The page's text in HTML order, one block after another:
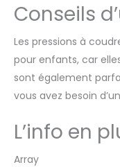
Conseils
Les pressions à
pour enfants, car
sont également
vous avez besoin
L’info en
Array